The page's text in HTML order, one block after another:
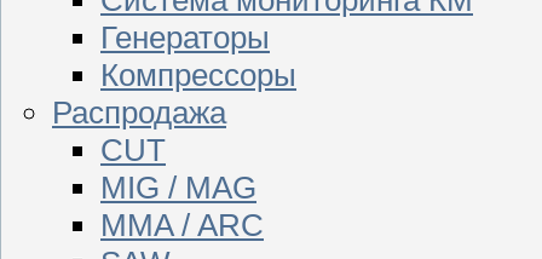
Генераторы
Компрессоры
Распродажа
CUT
MIG / MAG
MMA / ARC